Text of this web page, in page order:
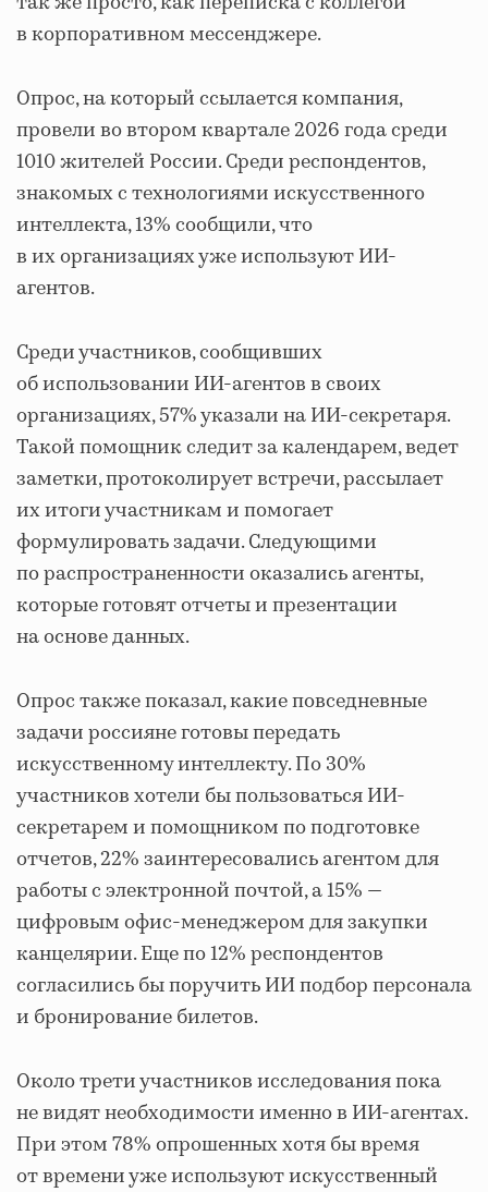
в корпоративном мессенджере.
Опрос, на который ссылается компания,
провели во втором квартале 2026 года среди
1010 жителей России. Среди респондентов,
знакомых с технологиями искусственного
интеллекта, 13% сообщили, что
в их организациях уже используют ИИ-
агентов.
Среди участников, сообщивших
об использовании ИИ-агентов в своих
организациях, 57% указали на ИИ-секретаря.
Такой помощник следит за календарем, ведет
заметки, протоколирует встречи, рассылает
их итоги участникам и помогает
формулировать задачи. Следующими
по распространенности оказались агенты,
которые готовят отчеты и презентации
на основе данных.
Опрос также показал, какие повседневные
задачи россияне готовы передать
искусственному интеллекту. По 30%
участников хотели бы пользоваться ИИ-
секретарем и помощником по подготовке
отчетов, 22% заинтересовались агентом для
работы с электронной почтой, а 15% —
цифровым офис-менеджером для закупки
канцелярии. Еще по 12% респондентов
согласились бы поручить ИИ подбор персонала
и бронирование билетов.
Около трети участников исследования пока
не видят необходимости именно в ИИ-агентах.
При этом 78% опрошенных хотя бы время
от времени уже используют искусственный